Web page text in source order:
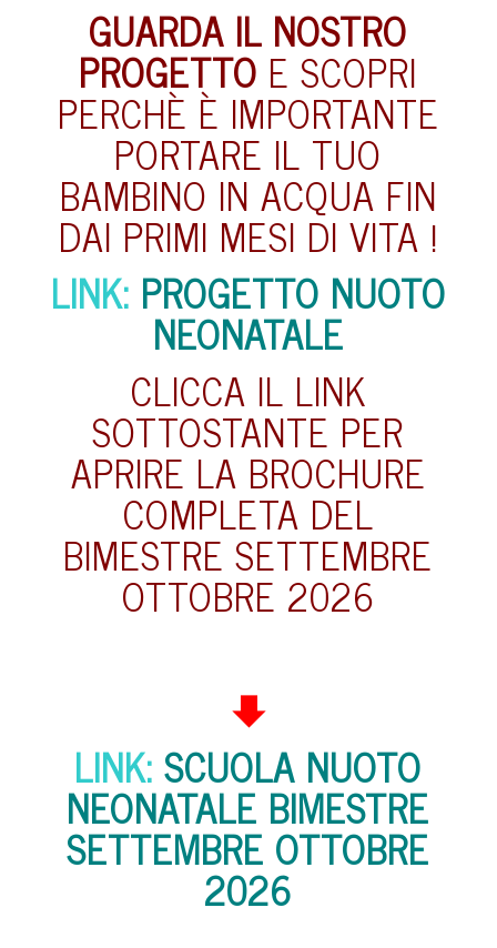
GUARDA IL NOSTRO
PROGETTO E SCOPRI
PERCHÈ È IMPORTANTE
PORTARE IL TUO
BAMBINO IN ACQUA FIN
DAI PRIMI MESI DI VITA !
LINK: PROGETTO NUOTO
NEONATALE
CLICCA IL LINK
SOTTOSTANTE PER
APRIRE LA BROCHURE
COMPLETA DEL
BIMESTRE SETTEMBRE
OTTOBRE 2026
LINK:SCUOLA NUOTO
NEONATALE BIMESTRE
SETTEMBRE OTTOBRE
2026